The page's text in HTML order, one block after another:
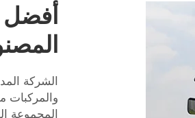
أفضل
الشركة
والمركبات
المجموعة